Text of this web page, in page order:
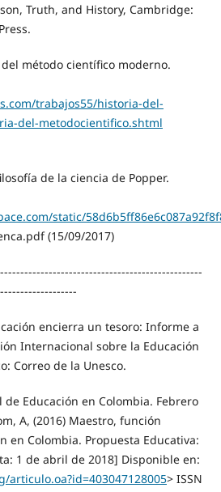
Truth, and History, Cambridge:
del método científico moderno.
trabajos55/historia-del-
del-metodocientifico.shtml
de la ciencia de Popper.
static/
(15/09/2017)
encierra un tesoro: Informe a
Internacional sobre la Educación
Correo de la Unesco.
de Educación en Colombia. Febrero
A, (2016) Maestro, función
en Colombia. Propuesta Educativa:
1 de abril de 2018] Disponible en:
> ISSN